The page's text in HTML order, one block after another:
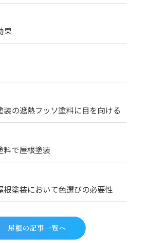
果
装の遮熱フッソ塗料に目を向ける
料で屋根塗装
根塗装において色選びの必要性
屋根の記事一覧へ